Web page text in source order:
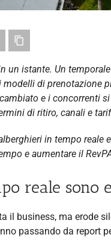
un istante. Un
di prenotazione
e i concorrenti
di ritiro, canali e
in tempo reale
e aumentare il
reale sono
il business, ma erode
passando da report